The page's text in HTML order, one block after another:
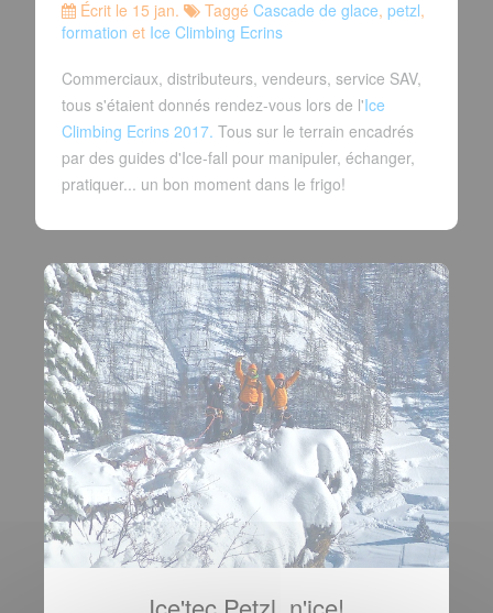
Écrit le 15 jan. Taggé Cascade de glace, petzl,
formation et Ice Climbing Ecrins
Commerciaux, distributeurs, vendeurs, service SAV,
tous s'étaient donnés rendez-vous lors de l'Ice
Climbing Ecrins 2017. Tous sur le terrain encadrés
par des guides d'Ice-fall pour manipuler, échanger,
pratiquer... un bon moment dans le frigo!